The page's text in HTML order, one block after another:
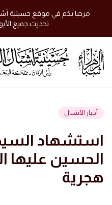
مرحبا بكم في موقع حسينية
تحديث جميع
أخبار الأشبال
استشهاد
هجرية